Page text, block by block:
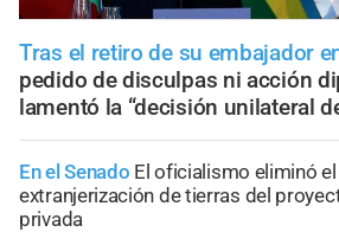
Tras el retiro de su embajador
pedido de disculpas ni acción
lamentó la “decisión unilateral
En el Senado El oficialismo eliminó
extranjerización de tierras del
privada